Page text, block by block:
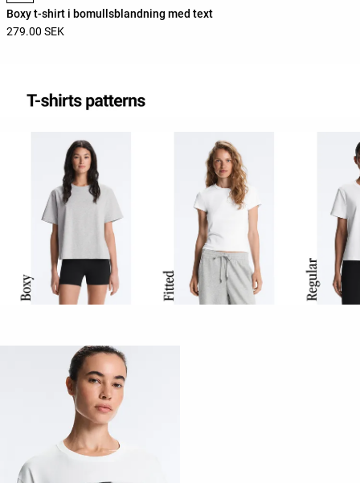
Boxy t-shirt i bomullsblandning med text
279.00 SEK